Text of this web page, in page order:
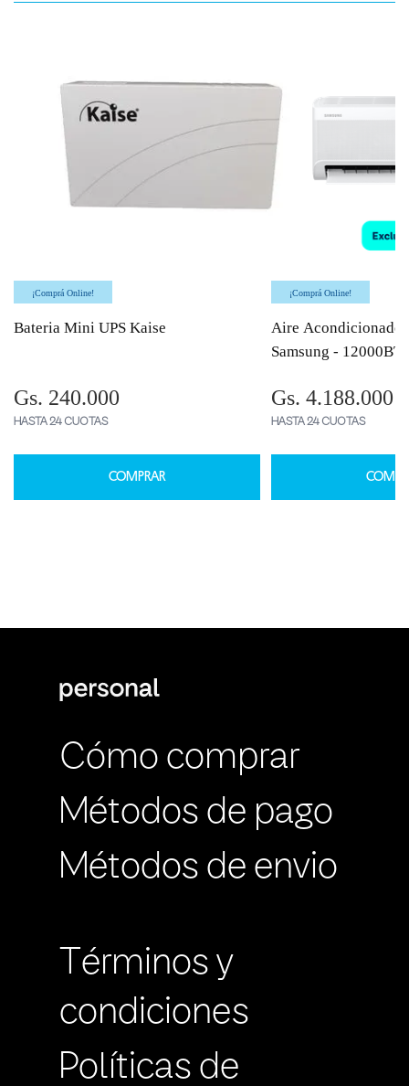
¡Comprá Online!
Bateria Mini UPS Kaise
Gs. 240.000
HASTA 24 CUOTAS
COMPRAR
¡Comprá Online!
Aire Acondicionado
Samsung -
Gs. 4.188.000
HASTA 24 CUOTAS
Cómo comprar
Métodos de pago
Métodos de envio
Términos y
condiciones
Políticas de